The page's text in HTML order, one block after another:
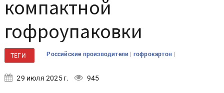
компактной
гофроупаковки
ТЕГИ Российские производители | гофрокартон |
29 июля 2025 г. 945